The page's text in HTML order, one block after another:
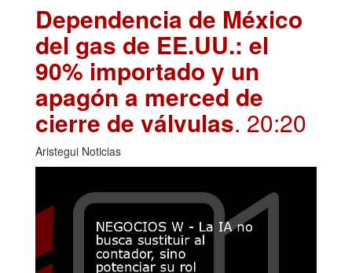
Dependencia de México
del gas de EE.UU.: el
90% importado y un
apagón a merced de
cierre de válvulas. 20:20
Aristegui Noticias